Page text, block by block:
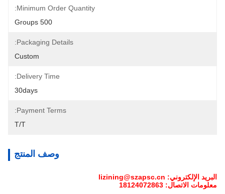
Minimum Order Quantity:
500 Groups
Packaging Details:
Custom
Delivery Time:
30days
Payment Terms:
T/T
وصف المنتج
البريد الإلكتروني: lizining@szapsc.cn
معلومات الاتصال: 18124072863